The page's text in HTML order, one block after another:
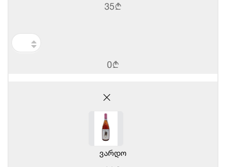
35b
0b
ვარდო